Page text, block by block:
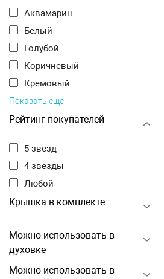
Аквамарин
Белый
Голубой
Коричневый
Кремовый
Показать ещё
Рейтинг покупателей
5 звезд
4 звезды
Любой
Крышка в комплекте
Можно использовать в
духовке
Можно использовать в